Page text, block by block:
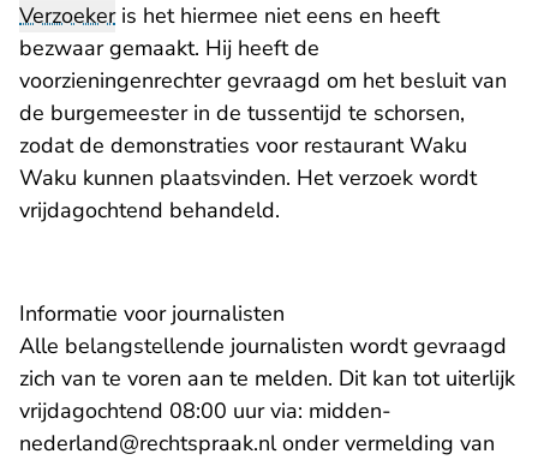
Verzoekeris het hiermee niet eens en heeft
bezwaar gemaakt. Hij heeft de
voorzieningenrechter gevraagd om het besluit van
de burgemeester in de tussentijd te schorsen,
zodat de demonstraties voor restaurant Waku
Waku kunnen plaatsvinden. Het verzoek wordt
vrijdagochtend behandeld.
Informatie voor journalisten
Alle belangstellende journalisten wordt gevraagd
zich van te voren aan te melden. Dit kan tot uiterlijk
vrijdagochtend 08:00 uur via: midden-
nederland@rechtspraak.nl- U verlaat Rechtspraak.nl
onder vermelding van